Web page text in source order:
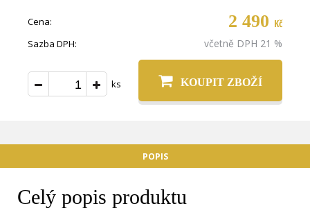
Cena: 2 490 Kč
Sazba DPH: včetně DPH 21 %
ks KOUPIT ZBOŽÍ
POPIS
Celý popis produktu